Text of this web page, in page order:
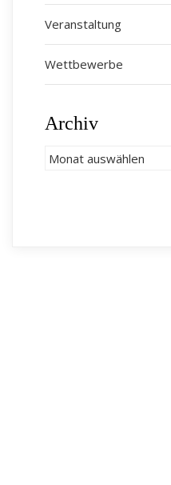
Veranstaltung
Wettbewerbe
Archiv
Archiv